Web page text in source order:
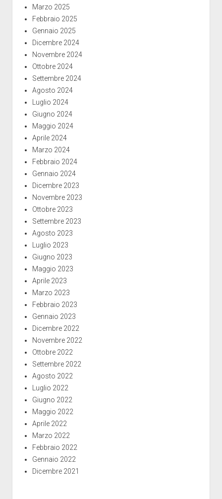
Marzo 2025
Febbraio 2025
Gennaio 2025
Dicembre 2024
Novembre 2024
Ottobre 2024
Settembre 2024
Agosto 2024
Luglio 2024
Giugno 2024
Maggio 2024
Aprile 2024
Marzo 2024
Febbraio 2024
Gennaio 2024
Dicembre 2023
Novembre 2023
Ottobre 2023
Settembre 2023
Agosto 2023
Luglio 2023
Giugno 2023
Maggio 2023
Aprile 2023
Marzo 2023
Febbraio 2023
Gennaio 2023
Dicembre 2022
Novembre 2022
Ottobre 2022
Settembre 2022
Agosto 2022
Luglio 2022
Giugno 2022
Maggio 2022
Aprile 2022
Marzo 2022
Febbraio 2022
Gennaio 2022
Dicembre 2021